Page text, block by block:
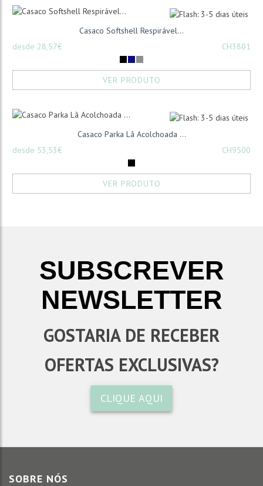
Casaco Softshell Respirável...
desde 28,57€
CH3801
VER PRODUTO
Casaco Parka Lã Acolchoada ...
desde 53,53€
CH9500
VER PRODUTO
SUBSCREVER
NEWSLETTER
GOSTARIA DE RECEBER
OFERTAS EXCLUSIVAS?
CLIQUE AQUI
SOBRE NÓS